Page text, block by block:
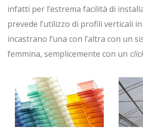
infatti per l’estrema facilità di
prevede l’utilizzo di profili verticali
incastrano l’una con l’altra con un
femmina, semplicemente con un